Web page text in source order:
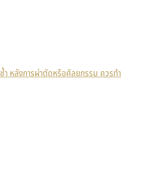
ำ หลังการผ่าตัดหรือศัลยกรรม ควรทำ